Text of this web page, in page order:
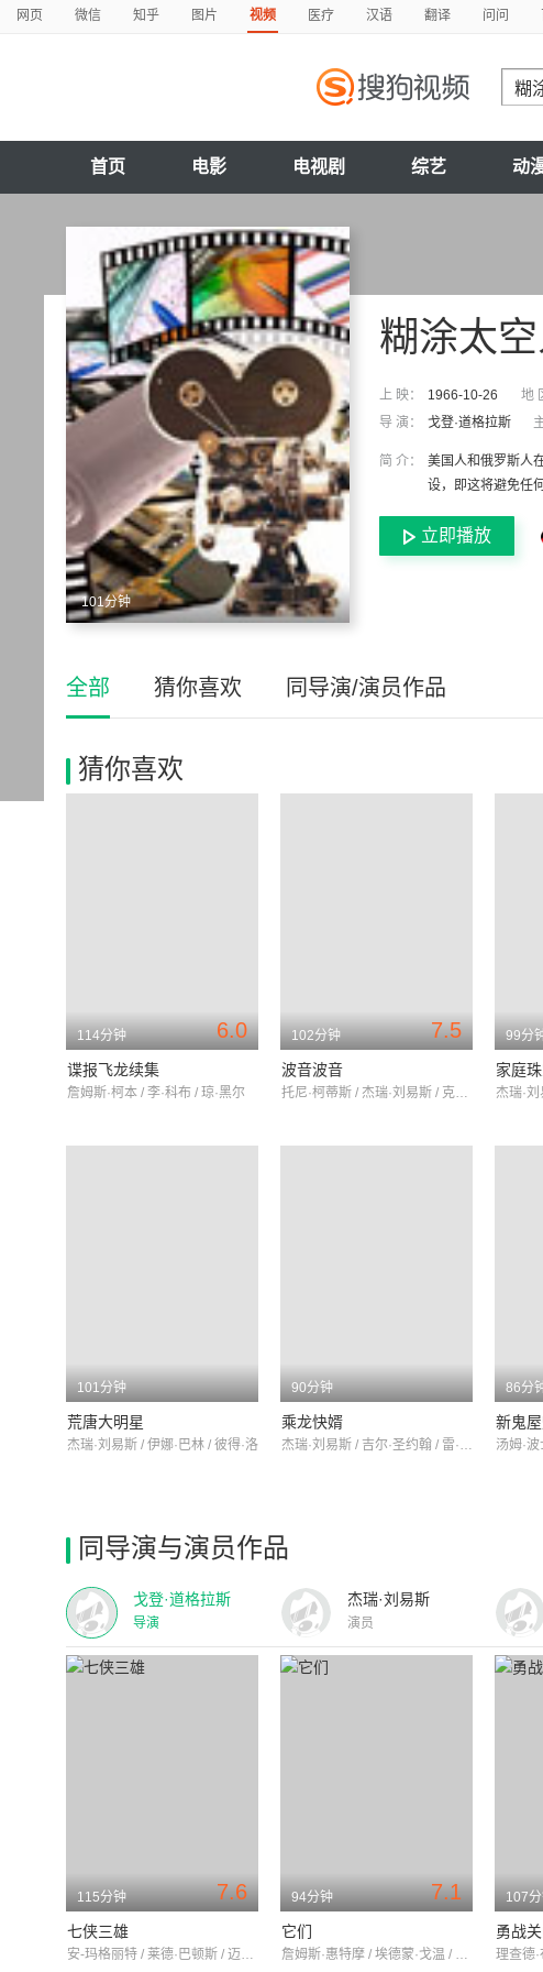
网页 微信 知乎 图片 视频 医疗 汉语 翻译 问问
首页 电影 电视剧 综艺 动
101分钟
糊涂太
上 映： 1966-10-26 地
导 演：
戈登·道格拉斯
简 介：
美国人和俄罗斯人
设，即这将避免任
立即播放
全部 猜你喜欢 同导演/演员作品
猜你喜欢
6.0
114分钟
谍报飞龙续集
詹姆斯·柯本 / 李·科布 / 琼·黑尔
7.5
102分钟
波音波音
托尼·柯蒂斯 / 杰瑞·刘易斯 / 克里斯蒂亚娜·施米特默
99分
家庭
101分钟
荒唐大明星
杰瑞·刘易斯 / 伊娜·巴林 / 彼得·洛
90分钟
乘龙快婿
杰瑞·刘易斯 / 吉尔·圣约翰 / 雷·沃尔斯顿
86分
新鬼
同导演与演员作品
戈登·道格拉斯
导演
杰瑞·刘易斯
演员
7.6
115分钟
七侠三雄
安-玛格丽特 / 莱德·巴顿斯 / 迈克·康纳斯
7.1
94分钟
它们
詹姆斯·惠特摩 / 埃德蒙·戈温 / 詹姆斯·阿尼斯
107
勇战